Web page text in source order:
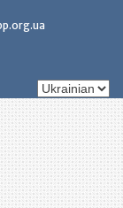
Вибрати